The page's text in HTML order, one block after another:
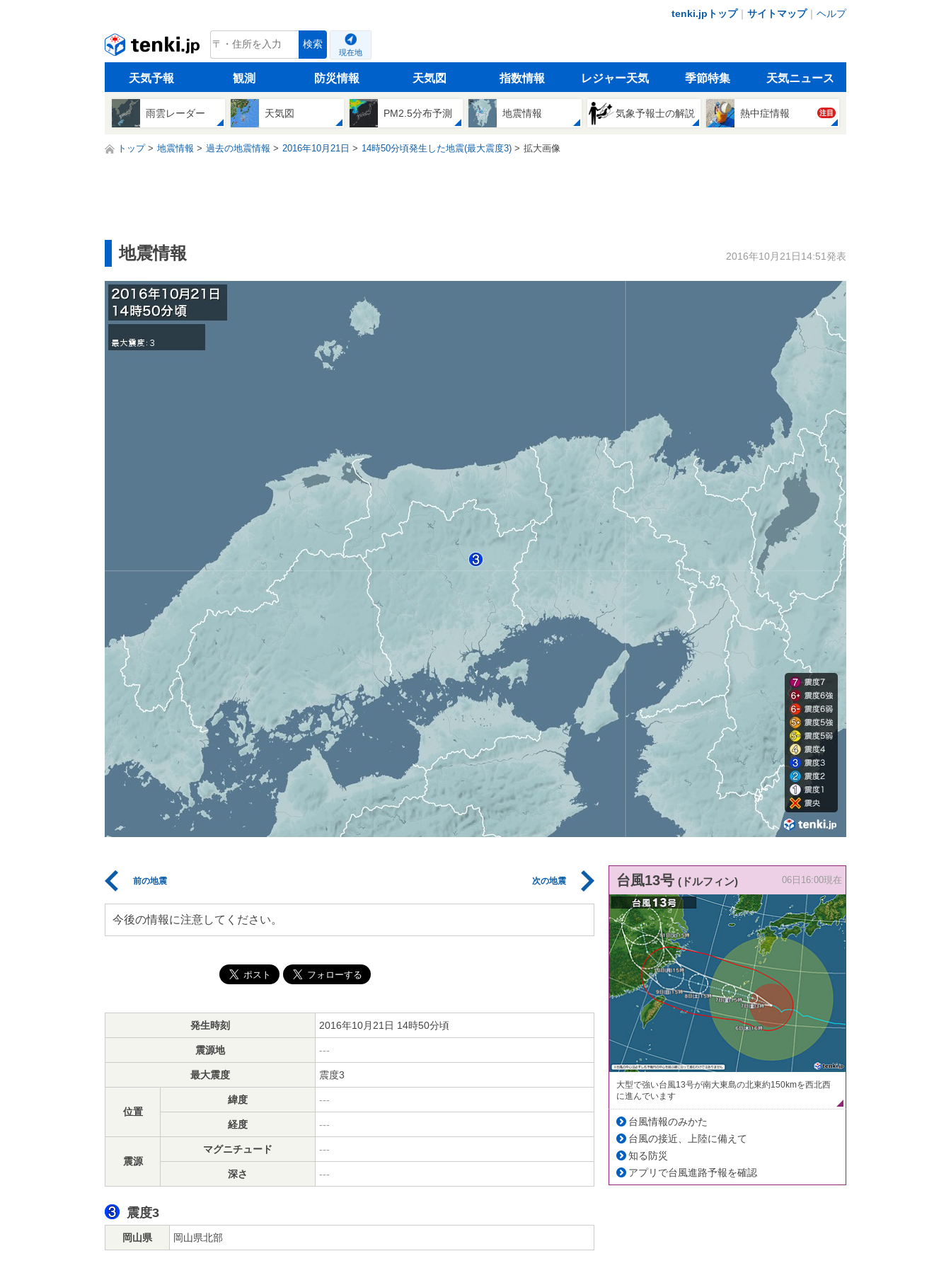
tenki.jpトップ｜ サイトマップ｜ ヘルプ
tenki.jp 検索
現在地
天気予報 観測 防災情報 天気図 指数情報 レジャー天気 季節特集 天気ニュース
雨雲レーダー 天気図 PM2.5分布予測 地震情報 気象予報士の解説 熱中症情報 注目
トップ 地震情報 過去の地震情報 2016年10月21日 14時50分頃発生した地震(最大震度3) 拡大画像
地震情報 2016年10月21日14:51発表
前の地震 次の地震
今後の情報に注意してください。
発生時刻 2016年10月21日 14時50分頃
震源地 ---
最大震度 震度3
位置
緯度 ---
経度 ---
震源
マグニチュード ---
深さ ---
震度3
岡山県 岡山県北部
台風13号 (ドルフィン) 06日16:00現在
大型で強い台風13号が南大東島の北東約150kmを西北西
に進んでいます
台風情報のみかた
台風の接近、上陸に備えて
知る防災
アプリで台風進路予報を確認